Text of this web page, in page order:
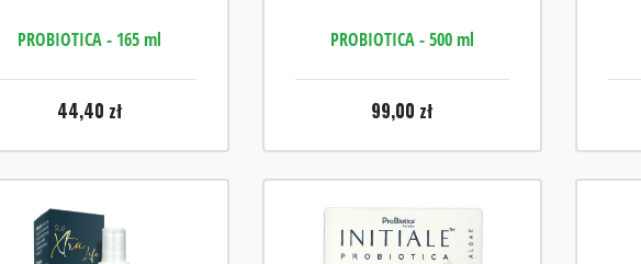
PROBIOTICA - 165 ml
44,40 zł
PROBIOTICA - 500 ml
99,00 zł